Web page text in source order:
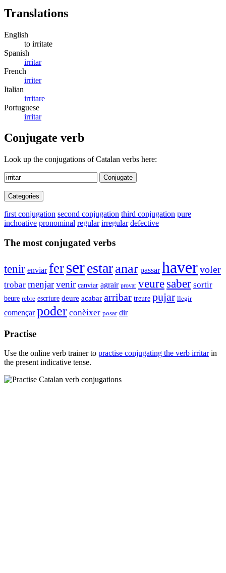
Translations
English
to irritate
Spanish
irritar
French
irriter
Italian
irritare
Portuguese
irritar
Conjugate verb
Look up the conjugations of Catalan verbs here:
Conjugate
Categories
first conjugation second conjugation third conjugation pure
inchoative pronominal regular irregular defective
The most conjugated verbs
tenir enviar ferserestaranar passar havervoler
trobar menjarvenir canviar agrair provar veure saber sortir
beure rebre escriure deure acabar arribar treure pujar llegir
començar poder conèixer posar dir
Practise
Use the online verb trainer to practise conjugating the verb irritarin
the present indicative tense.